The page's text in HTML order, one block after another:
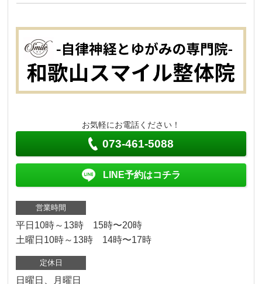
お気軽にお電話ください！
073-461-5088
LINE予約はコチラ
営業時間
平日10時～13時 15時〜20時
土曜日10時～13時 14時〜17時
定休日
日曜日、月曜日